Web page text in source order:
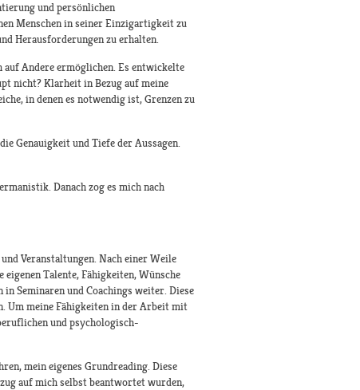
und persönlichen
Menschen in seiner Einzigartigkeit zu
Herausforderungen zu erhalten.
Andere ermöglichen. Es entwickelte
nicht? Klarheit in Bezug auf meine
in denen es notwendig ist, Grenzen zu
Genauigkeit und Tiefe der Aussagen.
Danach zog es mich nach
Veranstaltungen. Nach einer Weile
Talente, Fähigkeiten, Wünsche
Seminaren und Coachings weiter. Diese
Um meine Fähigkeiten in der Arbeit mit
und psychologisch-
mein eigenes Grundreading. Diese
auf mich selbst beantwortet wurden,